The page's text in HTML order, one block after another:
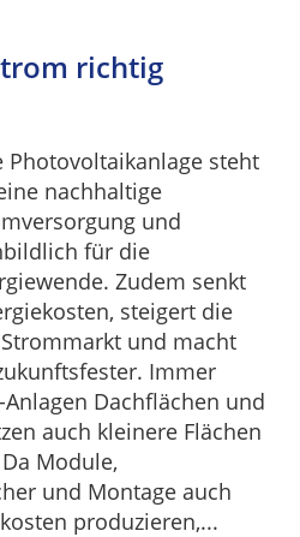
richtig
Photovoltaikanlage steht
nachhaltige
und
für die
Zudem senkt
steigert die
und macht
Immer
Dachflächen und
auch kleinere Flächen
Module,
und Montage auch
produzieren,...